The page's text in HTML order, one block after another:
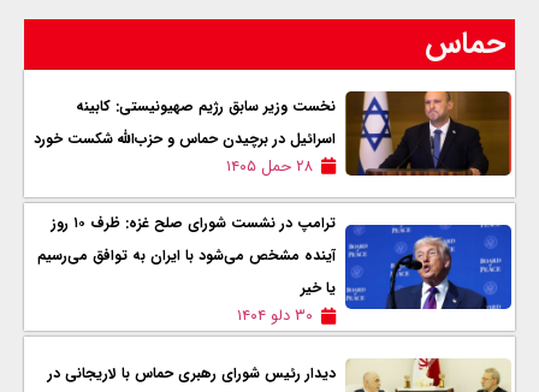
حماس
نخست وزیر سابق رژیم صهیونیستی: کابینه
اسرائیل در برچیدن حماس و حزب‌الله شکست خورد
۲۸ حمل ۱۴۰۵
ترامپ در نشست شورای صلح غزه: ظرف ۱۰ روز
آینده مشخص می‌شود با ایران به توافق می‌رسیم
یا خیر
۳۰ دلو ۱۴۰۴
دیدار رئیس شورای رهبری حماس با لاریجانی در